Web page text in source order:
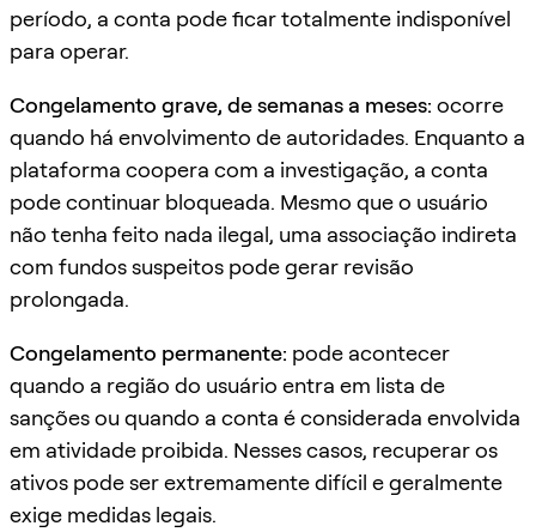
período, a conta pode ficar totalmente indisponível
para operar.
Congelamento grave, de semanas a meses: ocorre
quando há envolvimento de autoridades. Enquanto a
plataforma coopera com a investigação, a conta
pode continuar bloqueada. Mesmo que o usuário
não tenha feito nada ilegal, uma associação indireta
com fundos suspeitos pode gerar revisão
prolongada.
Congelamento permanente: pode acontecer
quando a região do usuário entra em lista de
sanções ou quando a conta é considerada envolvida
em atividade proibida. Nesses casos, recuperar os
ativos pode ser extremamente difícil e geralmente
exige medidas legais.